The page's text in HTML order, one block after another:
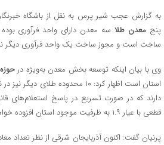
به گزارش عجب شیر پرس به نقل از باشگاه
پنج معدن طلا سه معدن دارای واحد فرآوری
ساخت است و مجوز ساخت یک واحد فرآوری دیگر
وی با بیان اینکه توسعه بخش معدن به‌ویژه در
استان است اظهار کرد: ۱۰ محدوده
قطعی با عیار ۱.۹ به ظرفیت موجود استان افزوده خواهد شد.
پرنیان گفت: اکنون آذربایجان شرقی از نظر تعداد